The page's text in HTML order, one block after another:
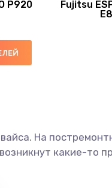
P920
Fujitsu
На
какие-то